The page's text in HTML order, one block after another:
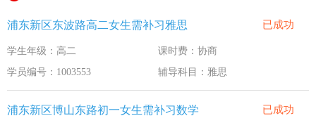
上海家教网大学生做家教安全须知！
全国教师管理信息系统明年启用
浦东新区东波路高二女生需补习雅思 已成功
学生年级：高二
课时费：协商
学员编号：1003553
辅导科目：雅思
浦东新区博山东路初一女生需补习数学 已成功